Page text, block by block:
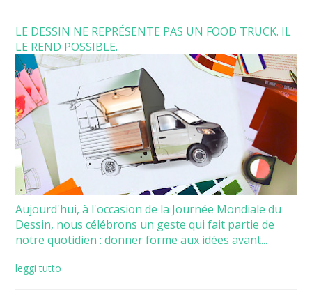
LE DESSIN NE REPRÉSENTE PAS UN FOOD TRUCK. IL
LE REND POSSIBLE.
Aujourd'hui, à l'occasion de la Journée Mondiale du
Dessin, nous célébrons un geste qui fait partie de
notre quotidien : donner forme aux idées avant...
leggi tutto